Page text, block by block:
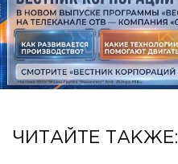
ЧИТАЙТЕ ТАКЖЕ: